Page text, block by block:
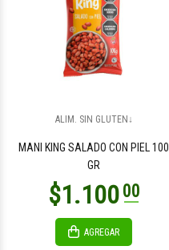
ALIM. SIN GLUTEN↓
MANI KING SALADO CON PIEL 100
GR
AGREGAR